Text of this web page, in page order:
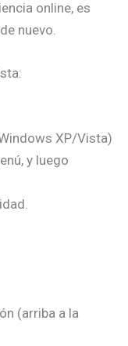
online, es
nuevo.
XP/Vista)
y luego
(arriba a la